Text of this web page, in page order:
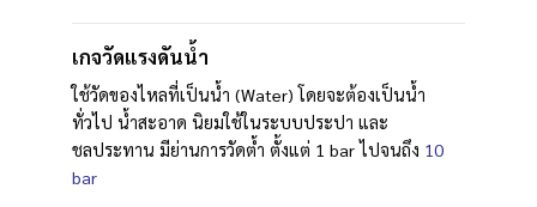
เกจวัดแรงดันน้ำ
ใช้วัดของไหลที่เป็นน้ำ (Water) โดยจะต้องเป็นน้ำ
ทั่วไป น้ำสะอาด นิยมใช้ในระบบประปา และ
ชลประทาน มีย่านการวัดต้ำ ตั้งแต่ 1 bar ไปจนถึง 10
bar